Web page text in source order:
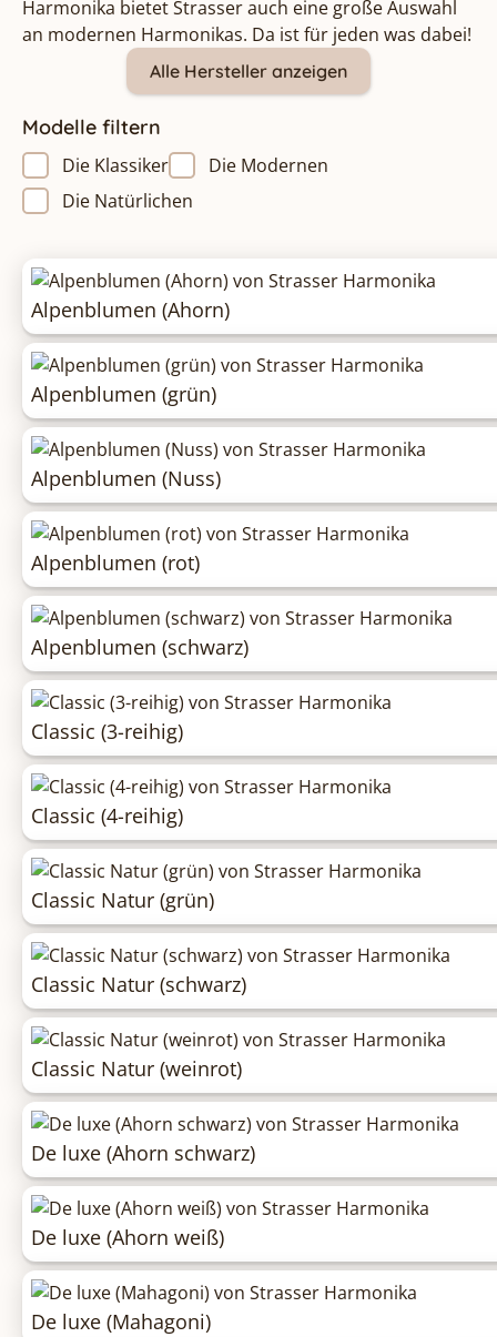
Harmonika bietet Strasser auch eine große Auswahl
an modernen Harmonikas. Da ist für jeden was dabei!
Alle Hersteller anzeigen
Modelle filtern
Die Klassiker
Die Modernen
Die Natürlichen
Alpenblumen (Ahorn)
Alpenblumen (grün)
Alpenblumen (Nuss)
Alpenblumen (rot)
Alpenblumen (schwarz)
Classic (3-reihig)
Classic (4-reihig)
Classic Natur (grün)
Classic Natur (schwarz)
Classic Natur (weinrot)
De luxe (Ahorn schwarz)
De luxe (Ahorn weiß)
De luxe (Mahagoni)